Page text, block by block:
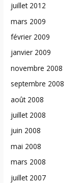
juillet 2012
mars 2009
février 2009
janvier 2009
novembre 2008
septembre 2008
août 2008
juillet 2008
juin 2008
mai 2008
mars 2008
juillet 2007